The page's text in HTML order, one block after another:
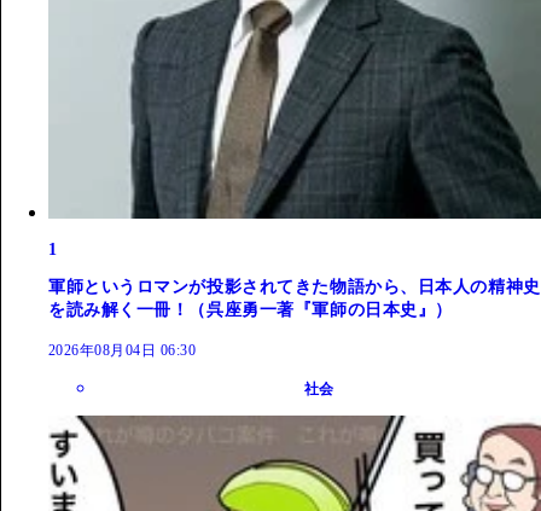
1
軍師というロマンが投影されてきた物語から、日本人の精神史
を読み解く一冊！（呉座勇一著『軍師の日本史』）
2026年08月04日 06:30
社会